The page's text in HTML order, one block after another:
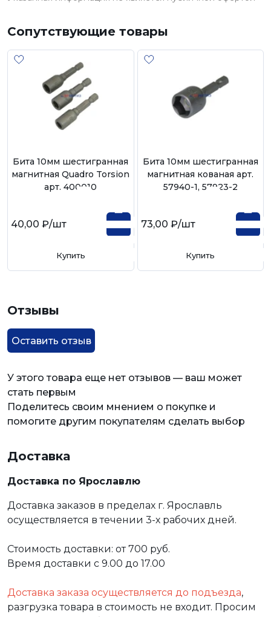
Сопутствующие товары
Бита 10мм шестигранная
магнитная Quadro Torsion
арт. 400010
40,00 ₽/шт
Купить
Бита 10мм шестигранная
магнитная кованая арт.
57940-1, 57923-2
73,00 ₽/шт
Купить
Отзывы
Оставить отзыв
У этого товара еще нет отзывов — ваш может
стать первым
Поделитесь своим мнением о покупке и
помогите другим покупателям сделать выбор
Доставка
Доставка по Ярославлю
Доставка заказов в пределах г. Ярославль
осуществляется в течении 3-х рабочих дней.
Стоимость доставки: от 700 руб.
Время доставки с 9.00 до 17.00
Доставка заказа осуществляется до подъезда,
разгрузка товара в стоимость не входит. Просим